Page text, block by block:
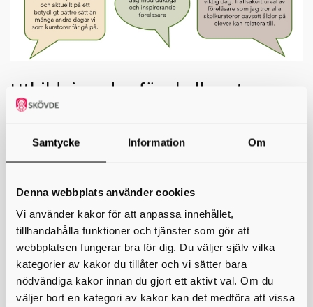
Samtycke Information Om
Denna webbplats använder cookies
Vi använder kakor för att anpassa innehållet,
tillhandahålla funktioner och tjänster som gör att
webbplatsen fungerar bra för dig. Du väljer själv vilka
kategorier av kakor du tillåter och vi sätter bara
nödvändiga kakor innan du gjort ett aktivt val. Om du
väljer bort en kategori av kakor kan det medföra att vissa
Utbildningsdag för skolkuratorer
Den 17 april arrangerades en heldag för Skaraborgs
hälsa och ökad skolnärvaro. Här har vi samlat material från
dagen.
Psykologen och forskaren Malin Gren Landell föreläste om
skolfrånvaro som en av skolans stora samtidiga utmaningar. Med stöd
i aktuell forskning lyfte hon vikten av ett systematiskt, tidigt och
förebyggande närvaroarbete där hela skolan samverkar. Särskild
tonvikt lades vid relationer, risk- och skyddsfaktorer samt samarbete
med vårdnadshavare.
Under dagen presenterades även Lidköpings kommuns material
Skapa goda relationer i skolan, som visar hur ett strukturerat